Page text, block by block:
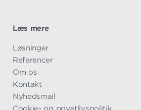
Læs mere
Overspring
navigationen
Løsninger
Referencer
Om os
Kontakt
Nyhedsmail
Cookie- og privatlivspolitik